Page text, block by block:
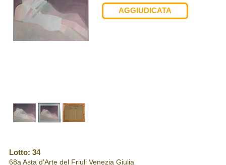
AGGIUDICATA
Lotto: 34
68a Asta d'Arte del Friuli Venezia Giulia